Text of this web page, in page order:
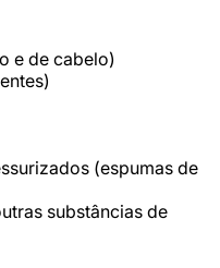
e de cabelo)
(espumas de
substâncias de